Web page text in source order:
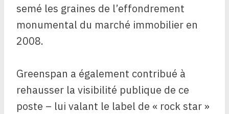
semé les graines de l’effondrement
monumental du marché immobilier en
2008.
Greenspan a également contribué à
rehausser la visibilité publique de ce
poste – lui valant le label de « rock star »